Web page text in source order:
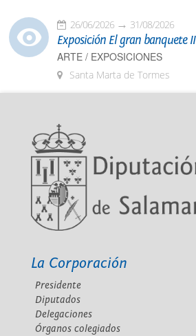
26/06/2026 31/08/2026
Exposición El gran banquete II
ARTE / EXPOSICIONES
Santa Marta de Tormes
La Corporación
Presidente
Diputados
Delegaciones
Órganos colegiados